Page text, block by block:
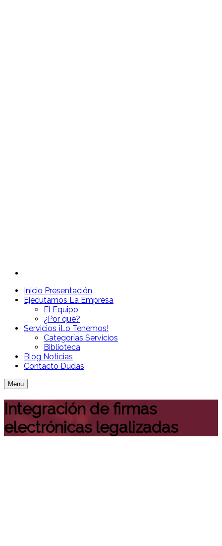
Inicio Presentación
Ejecutamos La Empresa
El Equipo
¿Por qué?
Servicios ¡Lo Tenemos!
Categorías Servicios
Biblioteca
Blog Noticias
Contacto Dudas
Menu
Integración de firmas
electrónicas legalizadas